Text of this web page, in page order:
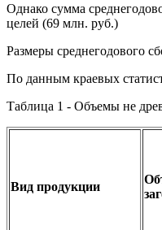
Однако сумма
целей (69 млн. руб.)
Размеры среднегодового
По данным краевых
Таблица 1 - Объемы не
Вид продукции